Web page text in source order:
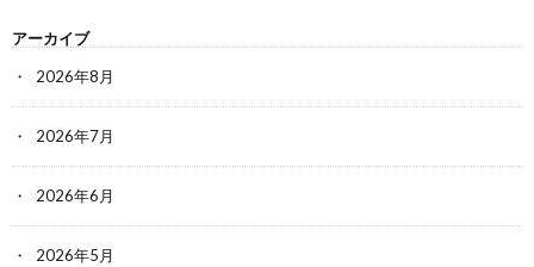
アーカイブ
2026年8月
2026年7月
2026年6月
2026年5月